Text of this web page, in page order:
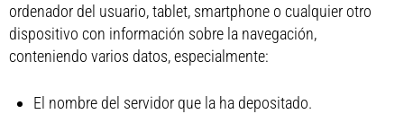
ordenador del usuario, tablet, smartphone o cualquier otro
dispositivo con información sobre la navegación,
conteniendo varios datos, especialmente:
El nombre del servidor que la ha depositado.